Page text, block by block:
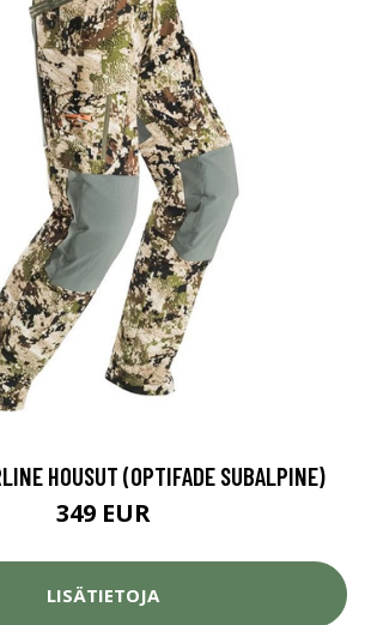
HOUSUT (OPTIFADE SUBALPINE)
349 EUR
LISÄTIETOJA